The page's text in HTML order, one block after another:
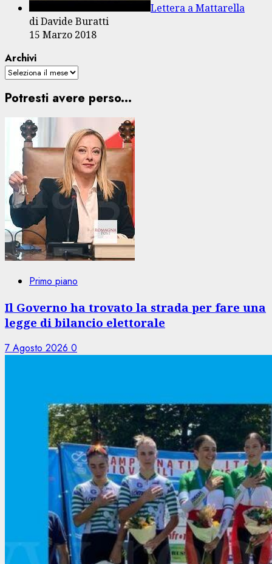
Lettera a Mattarella
di Davide Buratti
15 Marzo 2018
Archivi
Potresti avere perso...
Primo piano
Il Governo ha trovato la strada per fare una
legge di bilancio elettorale
7 Agosto 2026 0